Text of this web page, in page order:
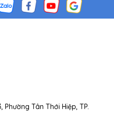
Phường Tân Thới Hiệp, TP.